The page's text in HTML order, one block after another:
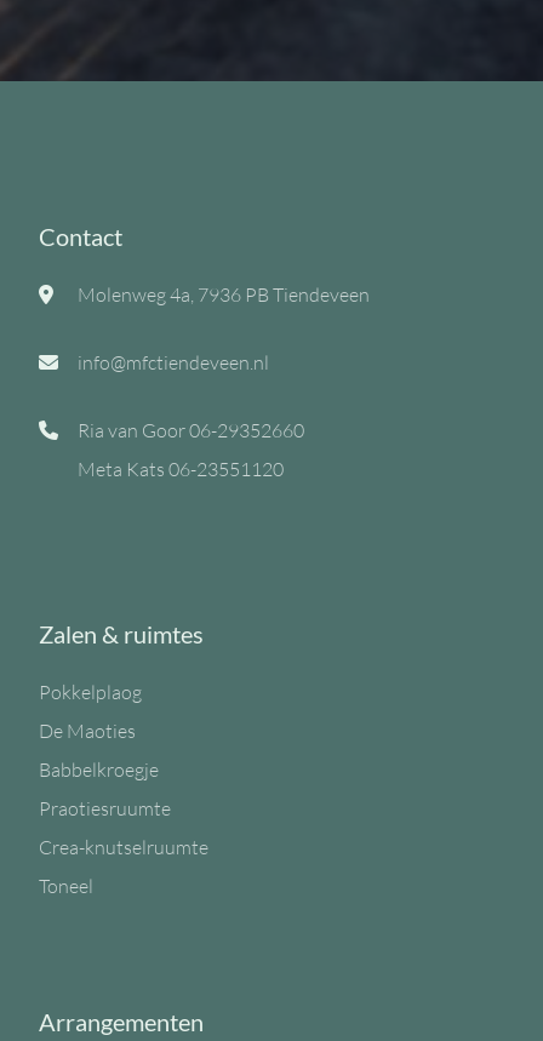
Contact
Molenweg 4a, 7936 PB Tiendeveen
info@mfctiendeveen.nl
Ria van Goor06-29352660
Meta Kats 06-23551120
Zalen & ruimtes
Pokkelplaog
De Maoties
Babbelkroegje
Praotiesruumte
Crea-knutselruumte
Toneel
Arrangementen